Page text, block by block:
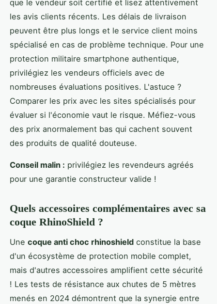
que le vendeur soit certifié et lisez attentivement
les avis clients récents. Les délais de livraison
peuvent être plus longs et le service client moins
spécialisé en cas de problème technique. Pour une
protection militaire smartphone authentique,
privilégiez les vendeurs officiels avec de
nombreuses évaluations positives. L'astuce ?
Comparer les prix avec les sites spécialisés pour
évaluer si l'économie vaut le risque. Méfiez-vous
des prix anormalement bas qui cachent souvent
des produits de qualité douteuse.
Conseil malin : privilégiez les revendeurs agréés
pour une garantie constructeur valide !
Quels accessoires complémentaires avec sa
coque RhinoShield ?
Une coque anti choc rhinoshield constitue la base
d'un écosystème de protection mobile complet,
mais d'autres accessoires amplifient cette sécurité
! Les tests de résistance aux chutes de 5 mètres
menés en 2024 démontrent que la synergie entre